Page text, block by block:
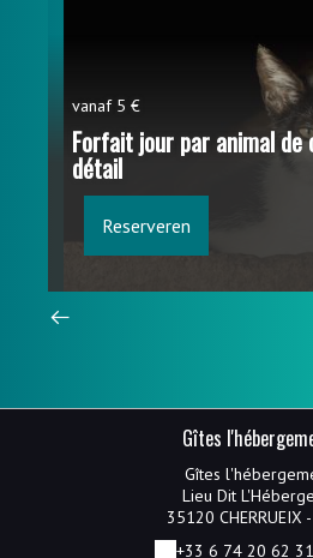
vanaf 5 €
Forfait jour par animal de
détail
Reserveren
Gîtes
Gîtes
Lieu Dit
35120 CHERRUEIX -
+33 6 74 20 62 31